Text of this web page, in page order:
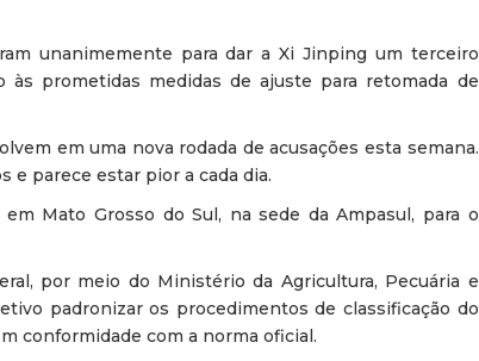
unanimemente para dar a Xi Jinping um terceiro
prometidas medidas de ajuste para retomada de
em uma nova rodada de acusações esta semana.
e parece estar pior a cada dia.
Mato Grosso do Sul, na sede da Ampasul, para o
por meio do Ministério da Agricultura, Pecuária e
padronizar os procedimentos de classificação do
conformidade com a norma oficial.